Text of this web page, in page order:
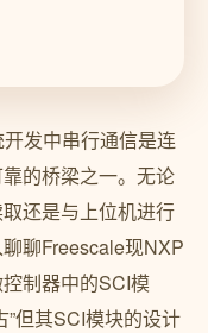
发中串行通信是连
的桥梁之一。无论
还是与上位机进行
聊Freescale现NXP
制器中的SCI模
但其SCI模块的设计